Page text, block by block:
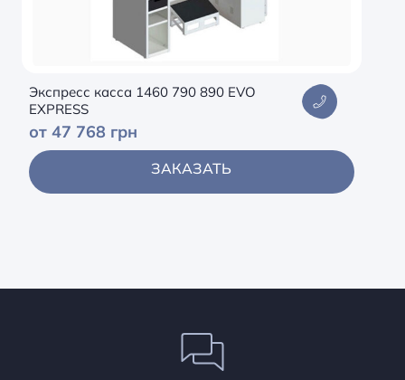
Экспресс касса 1460 790 890 EVO
EXPRESS
от 47 768 грн
ЗАКАЗАТЬ